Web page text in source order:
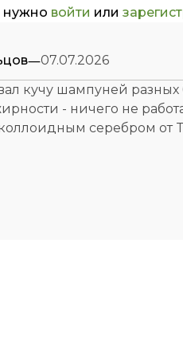
нужно войти или
—07.07.2026
кучу шампуней
- ничего не
серебром от
отлично, хватает
Перхоть ушла, кожа
Наконец-то
её. Однозначно